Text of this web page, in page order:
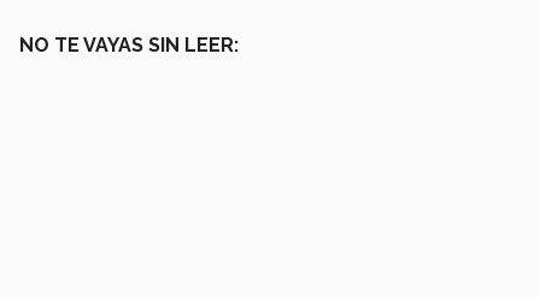
NO TE VAYAS SIN LEER: